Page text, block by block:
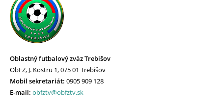
Oblastný futbalový zväz Trebišov
ObFZ, J. Kostru 1, 075 01 Trebišov
Mobil sekretariát: 0905 909 128
E-mail: obfztv@obfztv.sk